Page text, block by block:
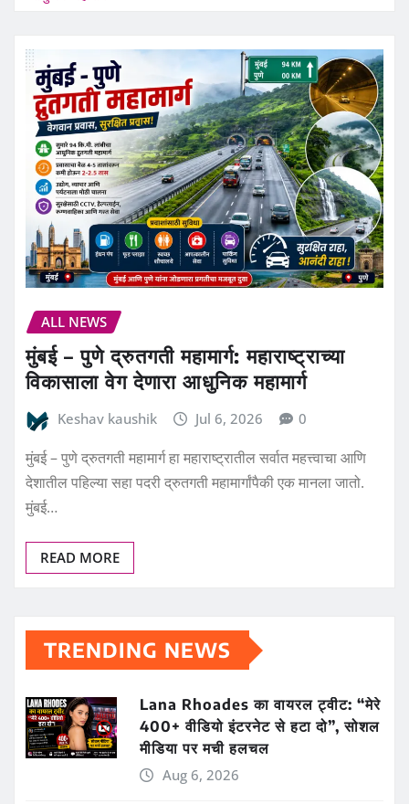
ALL NEWS
मुंबई – पुणे द्रुतगती महामार्ग: महाराष्ट्राच्या
विकासाला वेग देणारा आधुनिक महामार्ग
Keshav kaushik Jul 6, 2026 0
मुंबई – पुणे द्रुतगती महामार्ग हा महाराष्ट्रातील सर्वात महत्त्वाचा आणि
देशातील पहिल्या सहा पदरी द्रुतगती महामार्गांपैकी एक मानला जातो.
मुंबई…
READ MORE
TRENDING NEWS
Lana Rhoades का वायरल ट्वीट: “मेरे
400+ वीडियो इंटरनेट से हटा दो”, सोशल
मीडिया पर मची हलचल
Aug 6, 2026